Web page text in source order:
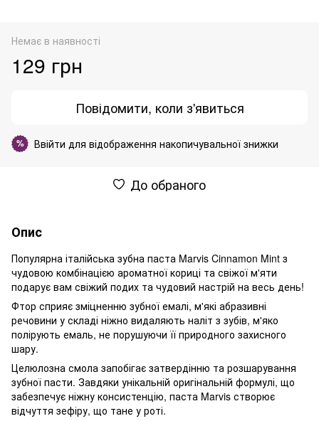
Немає в наявності
129 грн
Повідомити, коли з'явиться
% Ввійти для відображення накопичувальної знижки
До обраного
Опис
Популярна італійська зубна паста Marvis Cinnamon Mint з
чудовою комбінацією ароматної кориці та свіжої м'яти
подарує вам свіжий подих та чудовий настрій на весь день!
Фтор сприяє зміцненню зубної емалі, м'які абразивні
речовини у складі ніжно видаляють наліт з зубів, м'яко
полірують емаль, не порушуючи її природного захисного
шару.
Целюлозна смола запобігає затвердінню та розшарування
зубної пасти. Завдяки унікальній оригінальній формулі, що
забезпечує ніжну консистенцію, паста Marvis створює
відчуття зефіру, що тане у роті.